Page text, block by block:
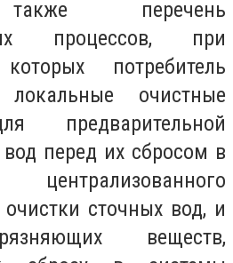
перечень
процессов, при
потребитель
очистные
предварительной
перед их сбросом в
сточных вод, и
веществ,